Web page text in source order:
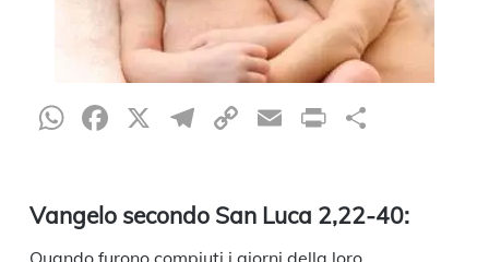
WhatsApp
Facebook
X Telegram
CopyEmailPrint
Vangelo secondo San Luca 2,22-40:
Quando furono compiuti i giorni della loro